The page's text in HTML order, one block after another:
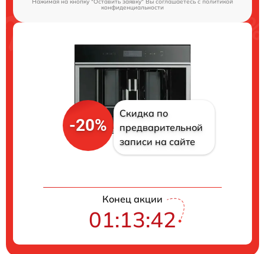
конфиденциальности
-20%
Скидка по
предварительной
записи на сайте
Конец акции
01:13:41